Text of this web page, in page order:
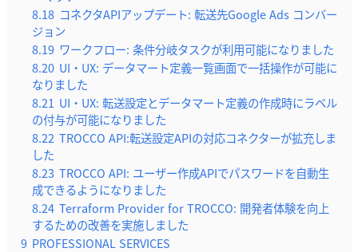
8.18 コネクタAPIアップデート: 転送先Google Ads コンバー
ジョン
8.19 ワークフロー: 条件分岐タスクが利用可能になりました
8.20 UI・UX: データマート定義一覧画面で一括操作が可能に
なりました
8.21 UI・UX: 転送設定とデータマート定義の作成時にラベル
の付与が可能になりました
8.22 TROCCO API:転送設定APIの対応コネクターが拡充しま
した
8.23 TROCCO API: ユーザー作成APIでパスワードを自動生
成できるようになりました
8.24 Terraform Provider for TROCCO: 開発者体験を向上
するための改善を実施しました
9 PROFESSIONAL SERVICES